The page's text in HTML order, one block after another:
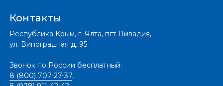
Контакты
Республика Крым, г. Ялта, пгт Ливадия,
ул. Виноградная д. 95
Звонок по России бесплатный:
8 (800) 707-27-37,